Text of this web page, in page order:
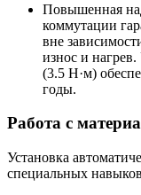
Повышенная
коммутации
вне
износ и
(3.5 Н·м)
годы.
Работа с
Установка
специальных